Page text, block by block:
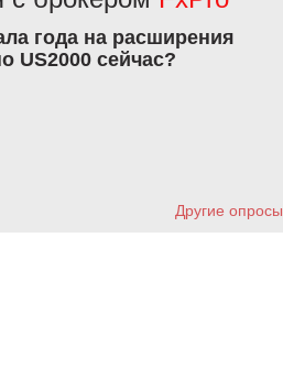
года на расширения
US2000 сейчас?
Другие опросы